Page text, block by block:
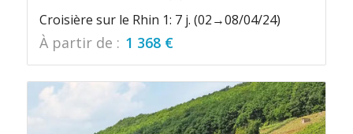
Croisière sur le Rhin 1: 7 j. (02→08/04/24)
À partir de : 1 368 €